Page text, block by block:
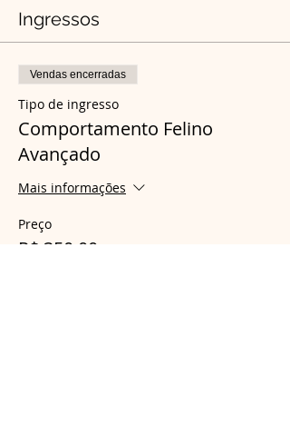
Ingressos
Vendas encerradas
Tipo de ingresso
Comportamento Felino
Avançado
Mais informações
Preço
R$ 350,00